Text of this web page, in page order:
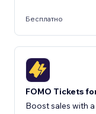
Бесплатно
FOMO Tickets
Boost sales with